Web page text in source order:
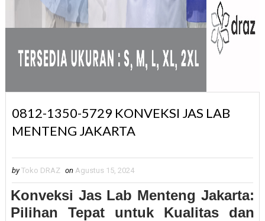
0812-1350-5729 KONVEKSI JAS LAB
MENTENG JAKARTA
by Toko DRAZ on Agustus 15, 2024
Konveksi Jas Lab Menteng Jakarta:
Pilihan Tepat untuk Kualitas dan